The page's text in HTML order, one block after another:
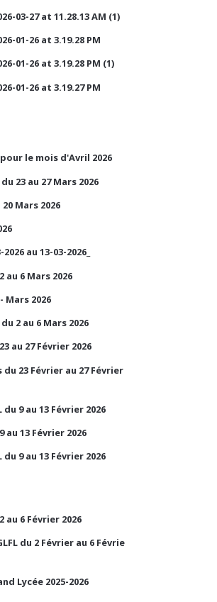
03-27 at 11.28.13 AM (1)
01-26 at 3.19.28 PM
01-26 at 3.19.28 PM (1)
01-26 at 3.19.27 PM
le mois d'Avril 2026
23 au 27 Mars 2026
20 Mars 2026
au 13-03-2026_
au 6 Mars 2026
Mars 2026
2 au 6 Mars 2026
au 27 Février 2026
du 23 Février au 27 Février
9 au 13 Février 2026
au 13 Février 2026
9 au 13 Février 2026
au 6 Février 2026
du 2 Février au 6 Févrie
Lycée 2025-2026